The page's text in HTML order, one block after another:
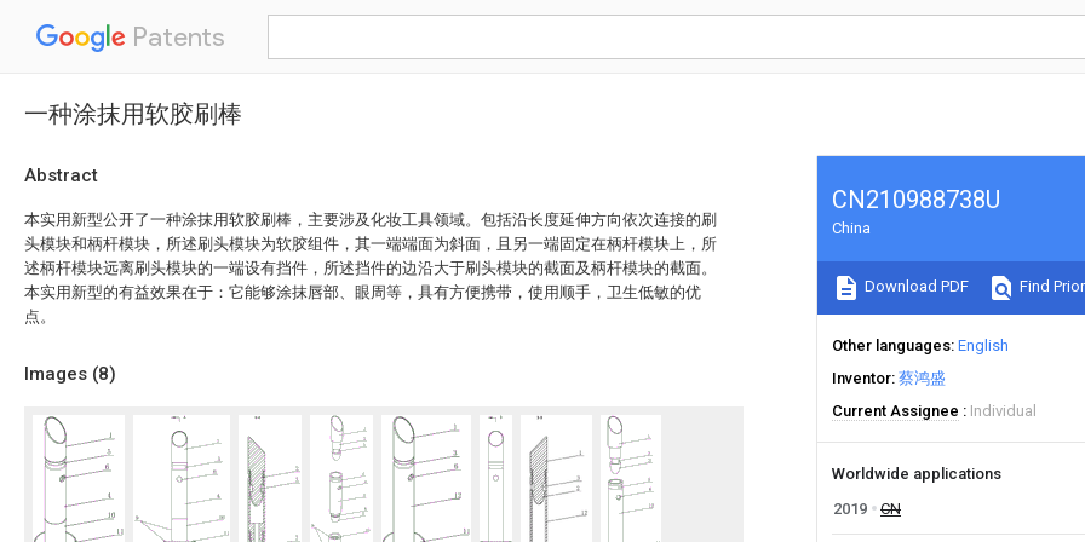
Patents
一种涂抹用软胶刷棒
Abstract
本实用新型公开了一种涂抹用软胶刷棒，主要涉及化妆工具领域。包括沿长度延伸方向依次连接的刷
头模块和柄杆模块，所述刷头模块为软胶组件，其一端端面为斜面，且另一端固定在柄杆模块上，所
述柄杆模块远离刷头模块的一端设有挡件，所述挡件的边沿大于刷头模块的截面及柄杆模块的截面。
本实用新型的有益效果在于：它能够涂抹唇部、眼周等，具有方便携带，使用顺手，卫生低敏的优
点。
Images (8)
CN210988738U
China
Download PDF Find
Other languages English
Inventor 蔡鸿盛
Current Assignee
Individual
Worldwide applications
2019
CN